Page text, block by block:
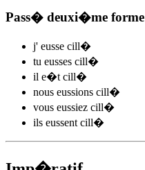
Pass� deuxi�me forme
j' eusse cill�
tu eusses cill�
il e�t cill�
nous eussions cill�
vous eussiez cill�
ils eussent cill�